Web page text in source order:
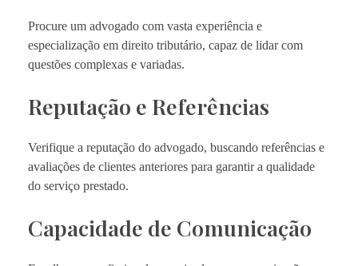
Procure um advogado com vasta experiência e
especialização em direito tributário, capaz de lidar com
questões complexas e variadas.
Reputação e Referências
Verifique a reputação do advogado, buscando referências e
avaliações de clientes anteriores para garantir a qualidade
do serviço prestado.
Capacidade de Comunicação